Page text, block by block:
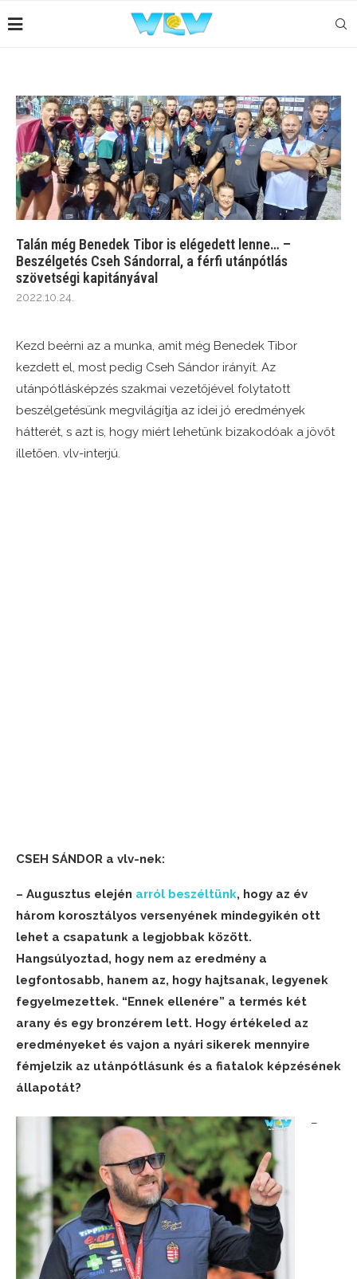
Talán még Benedek Tibor is elégedett lenne… –
Beszélgetés Cseh Sándorral, a férfi utánpótlás
szövetségi kapitányával
2022.10.24.
Kezd beérni az a munka, amit még Benedek Tibor
kezdett el, most pedig Cseh Sándor irányít. Az
utánpótlásképzés szakmai vezetőjével folytatott
beszélgetésünk megvilágítja az idei jó eredmények
hátterét, s azt is, hogy miért lehetünk bizakodóak a jövőt
illetően. vlv-interjú.
CSEH SÁNDOR a vlv-nek:
– Augusztus elején arról beszéltünk, hogy az év
három korosztályos versenyének mindegyikén ott
lehet a csapatunk a legjobbak között.
Hangsúlyoztad, hogy nem az eredmény a
legfontosabb, hanem az, hogy hajtsanak, legyenek
fegyelmezettek. “Ennek ellenére” a termés két
arany és egy bronzérem lett. Hogy értékeled az
eredményeket és vajon a nyári sikerek mennyire
fémjelzik az utánpótlásunk és a fiatalok képzésének
állapotát?
–